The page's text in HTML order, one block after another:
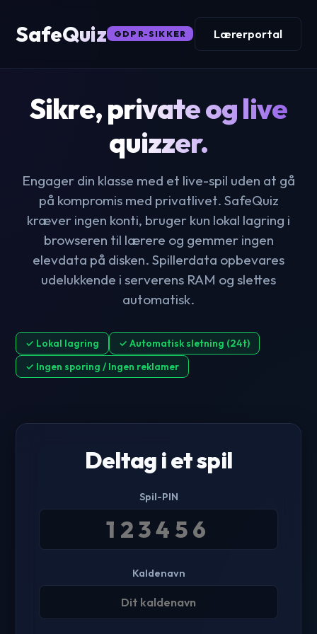
SafeQuiz GDPR-SIKKER Lærerportal
Sikre, private og live
quizzer.
Engager din klasse med et live-spil uden at gå
på kompromis med privatlivet. SafeQuiz
kræver ingen konti, bruger kun lokal lagring i
browseren til lærere og gemmer ingen
elevdata på disken. Spillerdata opbevares
udelukkende i serverens RAM og slettes
automatisk.
✓ Lokal lagring
✓ Automatisk sletning (24t)
✓ Ingen sporing / Ingen reklamer
Deltag i et spil
Spil-PIN
Kaldenavn